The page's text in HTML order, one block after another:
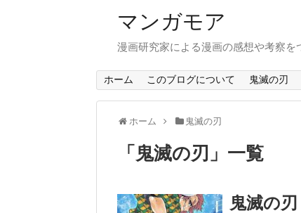
マンガモア
漫画研究家による漫画の感想や考察を
ホーム このブログについて 鬼滅の刃
ホーム 鬼滅の刃
「 鬼滅の刃 」 一覧
鬼滅の